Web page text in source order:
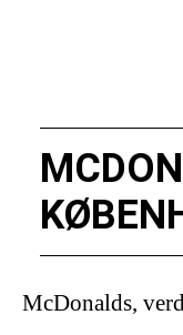
McDonalds,